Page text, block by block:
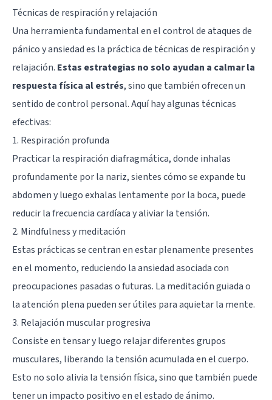
Técnicas de respiración y relajación
Una herramienta fundamental en el control de ataques de
pánico y ansiedad es la práctica de técnicas de respiración y
relajación. Estas estrategias no solo ayudan a calmar la
respuesta física al estrés, sino que también ofrecen un
sentido de control personal. Aquí hay algunas técnicas
efectivas:
1. Respiración profunda
Practicar la respiración diafragmática, donde inhalas
profundamente por la nariz, sientes cómo se expande tu
abdomen y luego exhalas lentamente por la boca, puede
reducir la frecuencia cardíaca y aliviar la tensión.
2. Mindfulness y meditación
Estas prácticas se centran en estar plenamente presentes
en el momento, reduciendo la ansiedad asociada con
preocupaciones pasadas o futuras. La meditación guiada o
la atención plena pueden ser útiles para aquietar la mente.
3. Relajación muscular progresiva
Consiste en tensar y luego relajar diferentes grupos
musculares, liberando la tensión acumulada en el cuerpo.
Esto no solo alivia la tensión física, sino que también puede
tener un impacto positivo en el estado de ánimo.